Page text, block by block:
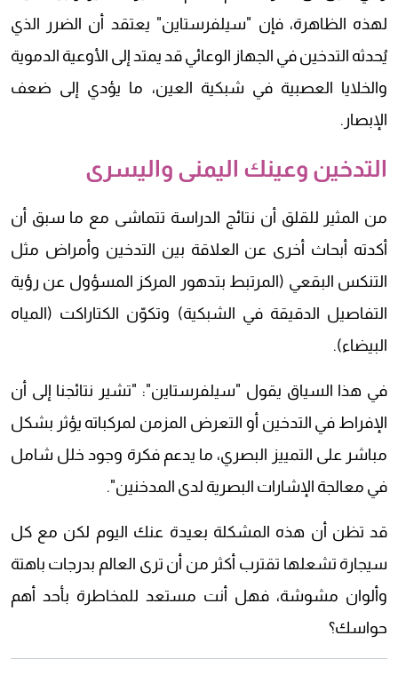
لهذه الظاهرة، فإن "سيلفرستاين" يعتقد أن الضرر الذي
يُحدثه التدخين في الجهاز الوعائي قد يمتد إلى الأوعية الدموية
والخلايا العصبية في شبكية العين، ما يؤدي إلى ضعف
الإبصار.
التدخين وعينك اليمنى واليسرى
من المثير للقلق أن نتائج الدراسة تتماشى مع ما سبق أن
أكدته أبحاث أخرى عن العلاقة بين التدخين وأمراض مثل
التنكس البقعي (المرتبط بتدهور المركز المسؤول عن رؤية
التفاصيل الدقيقة في الشبكية) وتكوّن الكتاراكت (المياه
البيضاء).
في هذا السياق يقول "سيلفرستاين": "تشير نتائجنا إلى أن
الإفراط في التدخين أو التعرض المزمن لمركباته يؤثر بشكل
مباشر على التمييز البصري، ما يدعم فكرة وجود خلل شامل
في معالجة الإشارات البصرية لدى المدخنين".
قد تظن أن هذه المشكلة بعيدة عنك اليوم لكن مع كل
سيجارة تشعلها تقترب أكثر من أن ترى العالم بدرجات باهتة
وألوان مشوشة، فهل أنت مستعد للمخاطرة بأحد أهم
حواسك؟